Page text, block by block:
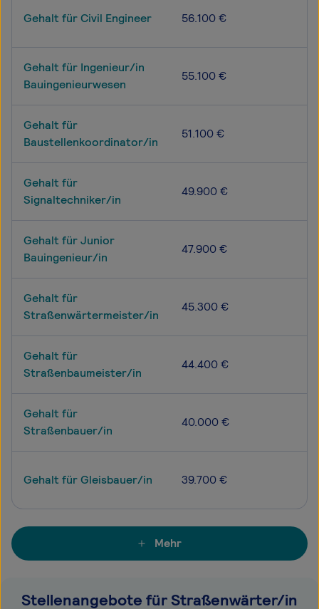
Gehalt für Civil Engineer 56.100 €
Gehalt für Ingenieur/in
Bauingenieurwesen
55.100 €
Gehalt für
Baustellenkoordinator/in
51.100 €
Gehalt für
Signaltechniker/in
49.900 €
Gehalt für Junior
Bauingenieur/in
47.900 €
Gehalt für
Straßenwärtermeister/in
45.300 €
Gehalt für
Straßenbaumeister/in
44.400 €
Gehalt für
Straßenbauer/in
40.000 €
Gehalt für Gleisbauer/in 39.700 €
Mehr
Stellenangebote für Straßenwärter/in